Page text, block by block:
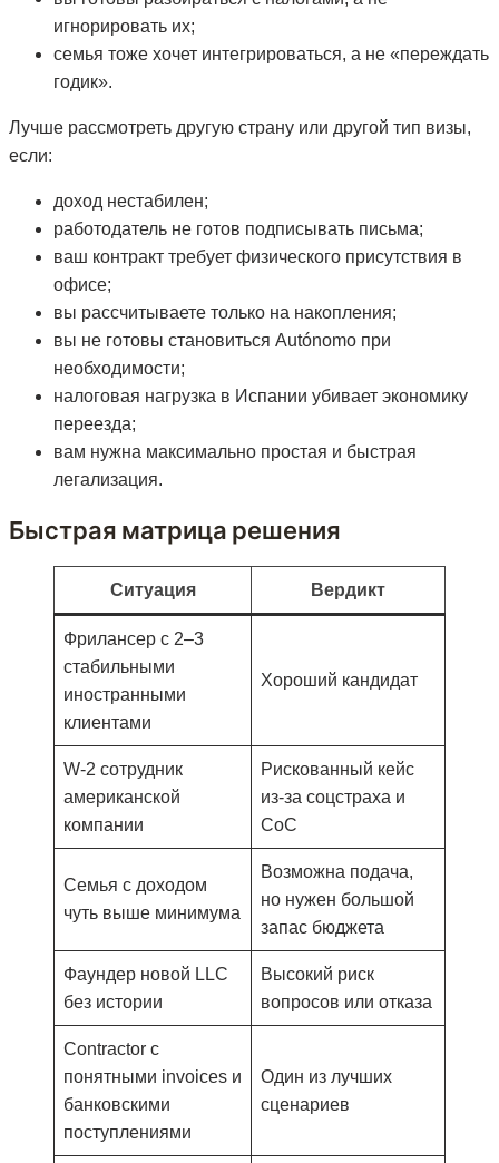
игнорировать их;
семья тоже хочет интегрироваться, а не «переждать
годик».
Лучше рассмотреть другую страну или другой тип визы,
если:
доход нестабилен;
работодатель не готов подписывать письма;
ваш контракт требует физического присутствия в
офисе;
вы рассчитываете только на накопления;
вы не готовы становиться Autónomo при
необходимости;
налоговая нагрузка в Испании убивает экономику
переезда;
вам нужна максимально простая и быстрая
легализация.
Быстрая матрица решения
Ситуация Вердикт
Фрилансер с 2–3
стабильными
иностранными
клиентами
Хороший кандидат
W-2 сотрудник
американской
компании
Рискованный кейс
из-за соцстраха и
CoC
Семья с доходом
чуть выше минимума
Возможна подача,
но нужен большой
запас бюджета
Фаундер новой LLC
без истории
Высокий риск
вопросов или отказа
Contractor с
понятными invoices и
банковскими
поступлениями
Один из лучших
сценариев